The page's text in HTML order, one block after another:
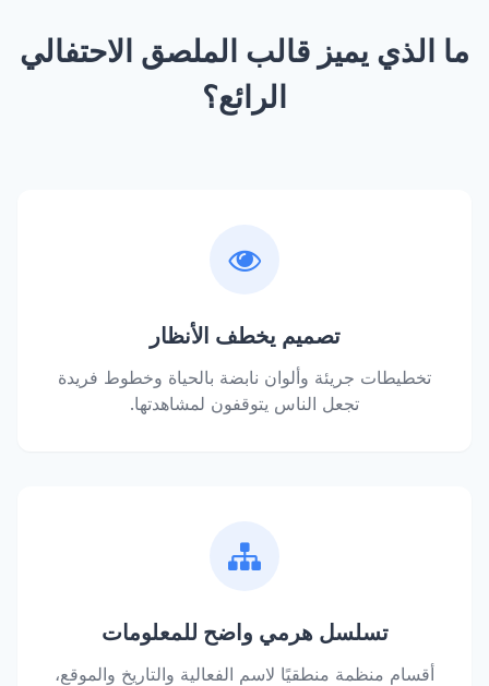
ما الذي يميز قالب الملصق الاحتفالي
الرائع؟
تصميم يخطف الأنظار
تخطيطات جريئة وألوان نابضة بالحياة وخطوط فريدة
تجعل الناس يتوقفون لمشاهدتها.
تسلسل هرمي واضح للمعلومات
أقسام منظمة منطقيًا لاسم الفعالية والتاريخ والموقع،